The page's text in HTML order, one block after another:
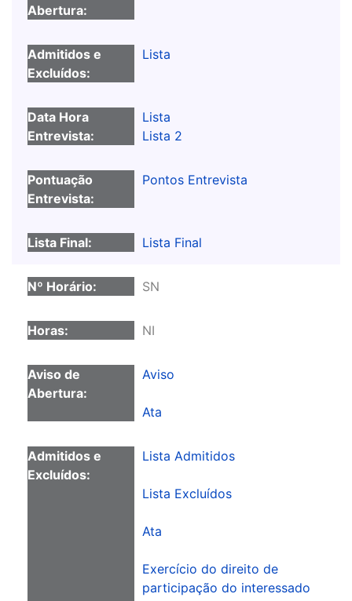
Lista
Lista
Lista 2
Pontos Entrevista
Lista Final
SN
NI
Aviso
Ata
Lista Admitidos
Lista Excluídos
Ata
Exercício do direito de
participação do interessado